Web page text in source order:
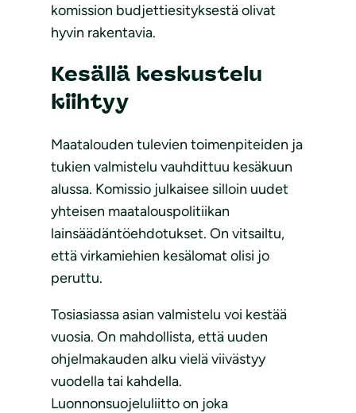
komission budjettiesityksestä olivat
hyvin rakentavia.
Kesällä keskustelu
kiihtyy
Maatalouden tulevien toimenpiteiden ja
tukien valmistelu vauhdittuu kesäkuun
alussa. Komissio julkaisee silloin uudet
yhteisen maatalouspolitiikan
lainsäädäntöehdotukset. On vitsailtu,
että virkamiehien kesälomat olisi jo
peruttu.
Tosiasiassa asian valmistelu voi kestää
vuosia. On mahdollista, että uuden
ohjelmakauden alku vielä viivästyy
vuodella tai kahdella.
Luonnonsuojeluliitto on joka